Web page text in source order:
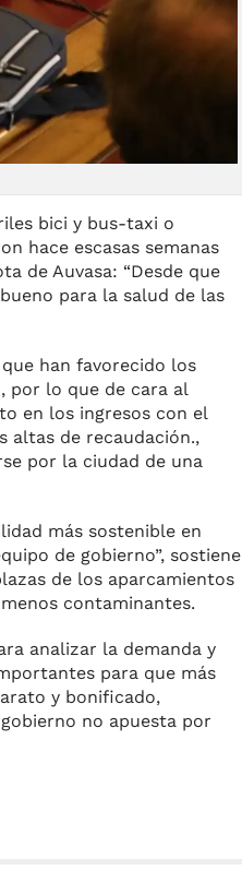
bici y bus-taxi o
hace escasas semanas
de Auvasa: “Desde que
para la salud de las
han favorecido los
por lo que de cara al
en los ingresos con el
altas de recaudación.,
por la ciudad de una
más sostenible en
de gobierno”, sostiene
de los aparcamientos
contaminantes.
analizar la demanda y
para que más
y bonificado,
no apuesta por